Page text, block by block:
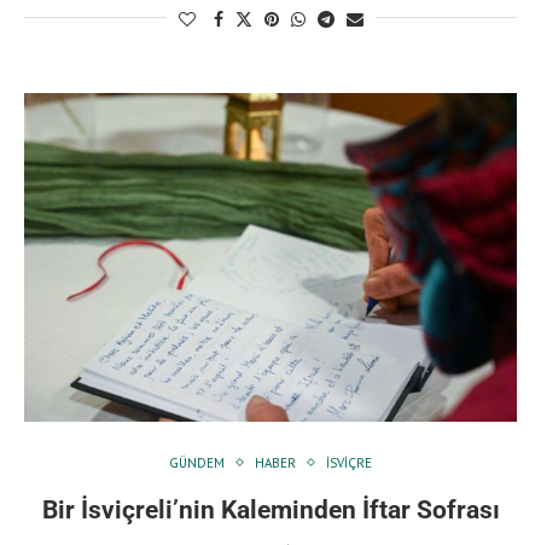
GÜNDEM HABER İSVIÇRE
Bir İsviçreli’nin Kaleminden İftar Sofrası